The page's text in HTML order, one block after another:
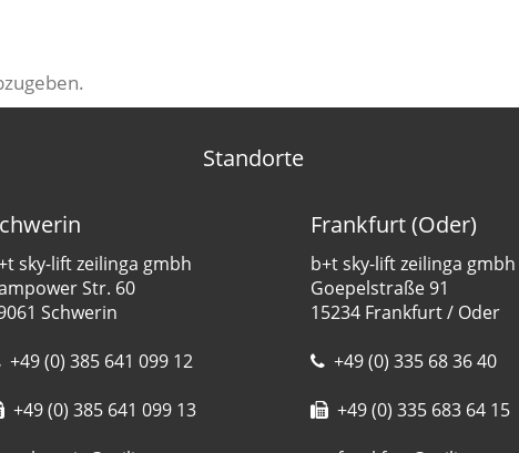
Standorte
sky-lift zeilinga gmbh
Str. 60
Schwerin
+49 (0) 385 641 099 12
+49 (0) 385 641 099 13
Frankfurt (Oder)
b+t sky-lift zeilinga gmbh
Goepelstraße 91
15234 Frankfurt / Oder
+49 (0) 335 68 36 40
+49 (0) 335 683 64 15